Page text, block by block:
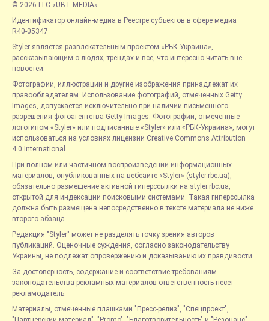
© 2026 LLC «UBT MEDIA»
Идентификатор онлайн-медиа в Реестре субъектов в сфере медиа —
R40-05347
Styler является развлекательным проектом «РБК-Украина»,
рассказывающим о людях, трендах и всё, что интересно читать вне
новостей.
Фотографии, иллюстрации и другие изображения принадлежат их
правообладателям. Использование фотографий, отмеченных Getty
Images, допускается исключительно при наличии письменного
разрешения фотоагентства Getty Images. Фотографии, отмеченные
логотипом «Styler» или подписанные «Styler» или «РБК-Украина», могут
использоваться на условиях лицензии Creative Commons Attribution
4.0 International.
При полном или частичном воспроизведении информационных
материалов, опубликованных на вебсайте «Styler» (styler.rbc.ua),
обязательно размещение активной гиперссылки на styler.rbc.ua,
открытой для индексации поисковыми системами. Такая гиперссылка
должна быть размещена непосредственно в тексте материала не ниже
второго абзаца.
Редакция "Styler" может не разделять точку зрения авторов
публикаций. Оценочные суждения, согласно законодательству
Украины, не подлежат опровержению и доказыванию их правдивости.
За достоверность, содержание и соответствие требованиям
законодательства рекламных материалов ответственность несет
рекламодатель.
Материалы, отмеченные плашками "Пресс-релиз", "Спецпроект",